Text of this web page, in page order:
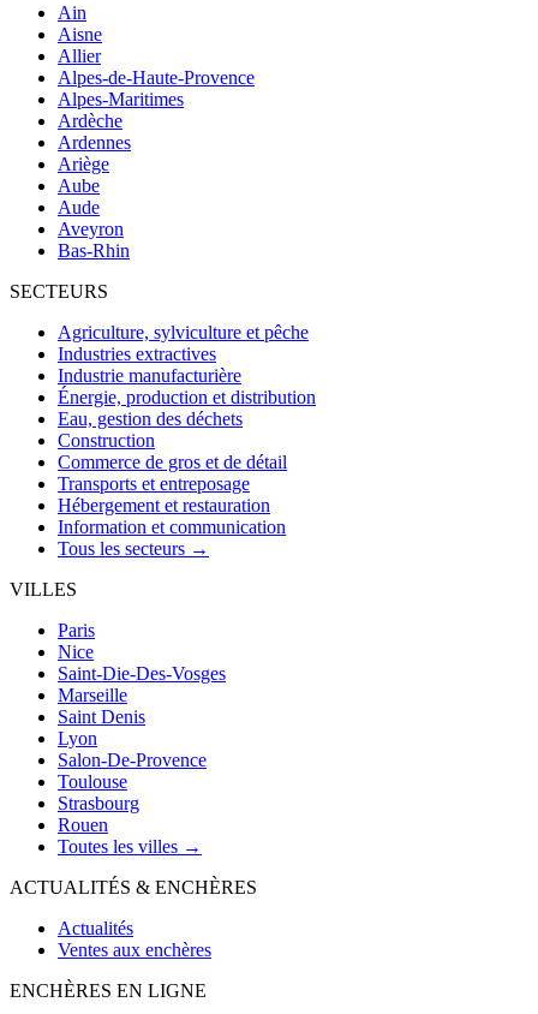
Ain
Aisne
Allier
Alpes-de-Haute-Provence
Alpes-Maritimes
Ardèche
Ardennes
Ariège
Aube
Aude
Aveyron
Bas-Rhin
SECTEURS
Agriculture, sylviculture et pêche
Industries extractives
Industrie manufacturière
Énergie, production et distribution
Eau, gestion des déchets
Construction
Commerce de gros et de détail
Transports et entreposage
Hébergement et restauration
Information et communication
Tous les secteurs →
VILLES
Paris
Nice
Saint-Die-Des-Vosges
Marseille
Saint Denis
Lyon
Salon-De-Provence
Toulouse
Strasbourg
Rouen
Toutes les villes →
ACTUALITÉS & ENCHÈRES
Actualités
Ventes aux enchères
ENCHÈRES EN LIGNE